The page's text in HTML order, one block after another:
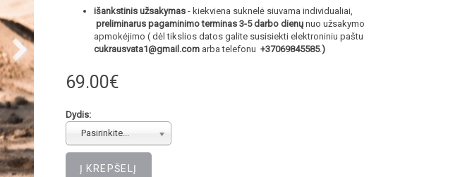
išankstinis užsakymas- kiekviena suknelė siuvama individualiai,
preliminarus pagaminimo terminas 3-5 darbo dienųnuo užsakymo
apmokėjimo ( dėl tikslios datos galite susisiekti elektroniniu paštu
cukrausvata1@gmail.com arba telefonu +37069845585.)
69.00€
Dydis:
Pasirinkite...